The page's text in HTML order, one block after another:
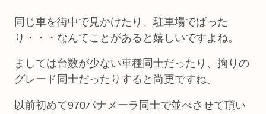
同じ車を街中で見かけたり、駐車場でばった
り・・・なんてことがあると嬉しいですよね。
ましては台数が少ない車種同士だったり、拘りの
グレード同士だったりすると尚更ですね。
以前初めて970パナメーラ同士で並べさせて頂い